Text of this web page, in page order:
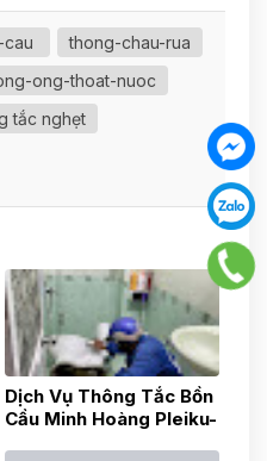
thong-chau-rua
ong-thoat-nuoc
tắc nghẹt
Dịch Vụ Thông Tắc Bồn
Cầu Minh Hoàng Pleiku-